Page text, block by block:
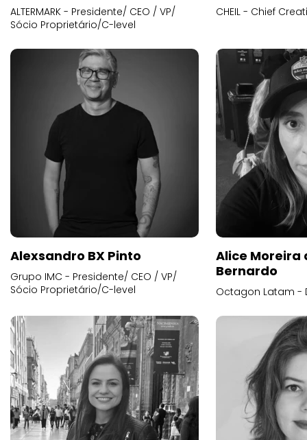
ALTERMARK - Presidente/ CEO / VP/
Sócio Proprietário/C-level
CHEIL - Chief
Alexsandro BX Pinto
Grupo IMC - Presidente/ CEO / VP/
Sócio Proprietário/C-level
Alice
Bernardo
Octagon Latam -